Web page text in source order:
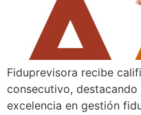
Fiduprevisora recibe
consecutivo,
excelencia en gestión